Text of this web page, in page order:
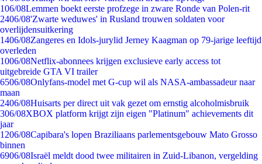
106/08Lemmen boekt eerste profzege in zware Ronde van Polen-rit
2406/08'Zwarte weduwes' in Rusland trouwen soldaten voor
overlijdensuitkering
1406/08Zangeres en Idols-jurylid Jerney Kaagman op 79-jarige leeftijd
overleden
1006/08Netflix-abonnees krijgen exclusieve early access tot
uitgebreide GTA VI trailer
6506/08Onlyfans-model met G-cup wil als NASA-ambassadeur naar
maan
2406/08Huisarts per direct uit vak gezet om ernstig alcoholmisbruik
306/08XBOX platform krijgt zijn eigen "Platinum" achievements dit
jaar
1206/08Capibara's lopen Braziliaans parlementsgebouw Mato Grosso
binnen
6906/08Israël meldt dood twee militairen in Zuid-Libanon, vergelding